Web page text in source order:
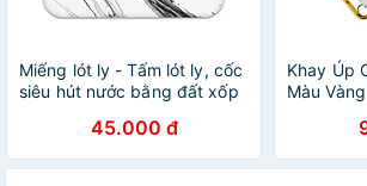
Miếng lót ly - Tấm lót ly, cốc
siêu hút nước bằng đất xốp
điệp dễ thương
45.000 đ
Khay Úp
Màu Vàng